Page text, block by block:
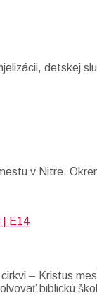
detskej
v Nitre.
– Kristus
biblickú